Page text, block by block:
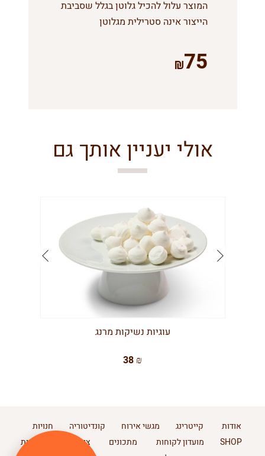
המוצר עלול להכיל גלוטן בגלל שסביבת
הייצור אינה סטרילית מגלוטן
75
אולי יעניין אותך גם
עוגיות נשיקות מרנג
38 ₪
אודות קייטרינג מגשי אירוח קונדיטוריה
חנויות
SHOP
מועדון לקוחות מתכונים צור קשר
מדיניות